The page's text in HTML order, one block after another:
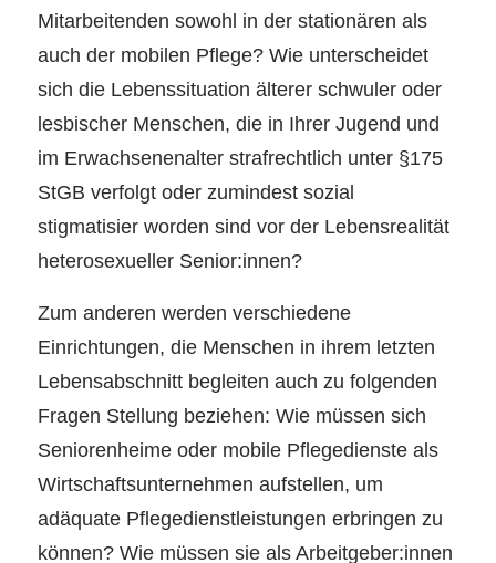
Mitarbeitenden sowohl in der stationären als
auch der mobilen Pflege? Wie unterscheidet
sich die Lebenssituation älterer schwuler oder
lesbischer Menschen, die in Ihrer Jugend und
im Erwachsenenalter strafrechtlich unter §175
StGB verfolgt oder zumindest sozial
stigmatisier worden sind vor der Lebensrealität
heterosexueller Senior:innen?
Zum anderen werden verschiedene
Einrichtungen, die Menschen in ihrem letzten
Lebensabschnitt begleiten auch zu folgenden
Fragen Stellung beziehen: Wie müssen sich
Seniorenheime oder mobile Pflegedienste als
Wirtschaftsunternehmen aufstellen, um
adäquate Pflegedienstleistungen erbringen zu
können? Wie müssen sie als Arbeitgeber:innen